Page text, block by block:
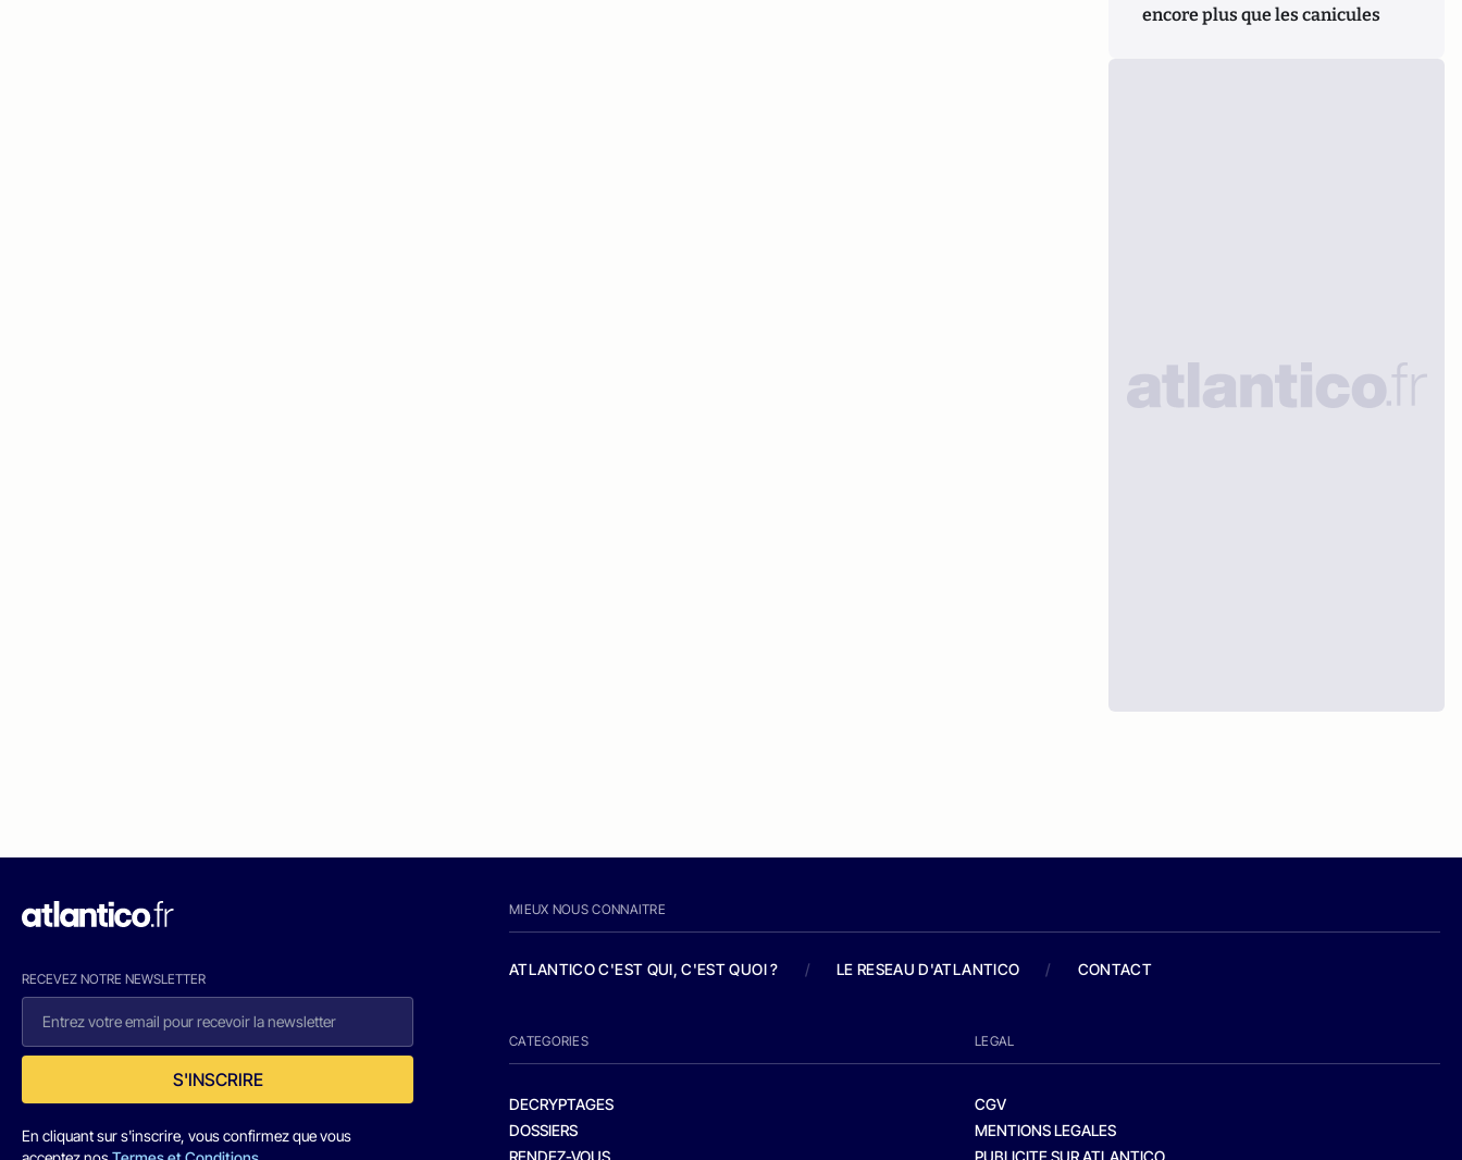
encore plus que les canicules
RECEVEZ NOTRE NEWSLETTER
S'INSCRIRE
En cliquant sur s'inscrire, vous confirmez que vous
MIEUX NOUS CONNAITRE
ATLANTICO C'EST QUI, C'EST QUOI ? / LE RESEAU D'ATLANTICO / CONTACT
CATEGORIES
DECRYPTAGES
DOSSIERS
RENDEZ-VOUS
LEGAL
CGV
MENTIONS LEGALES
PUBLICITE SUR ATLANTICO